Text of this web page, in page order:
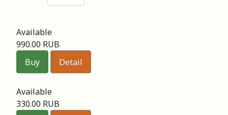
Available
990.00 RUB
Buy
Detail
Available
330.00 RUB